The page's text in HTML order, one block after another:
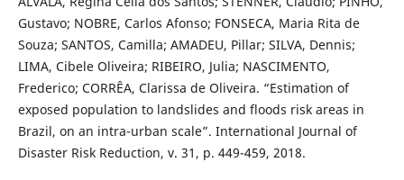
Gustavo; NOBRE, Carlos Afonso; FONSECA, Maria Rita de
Souza; SANTOS, Camilla; AMADEU, Pillar; SILVA, Dennis;
LIMA, Cibele Oliveira; RIBEIRO, Julia; NASCIMENTO,
Frederico; CORRÊA, Clarissa de Oliveira. “Estimation of
exposed population to landslides and floods risk areas in
Brazil, on an intra-urban scale”. International Journal of
Disaster Risk Reduction, v. 31, p. 449-459, 2018.